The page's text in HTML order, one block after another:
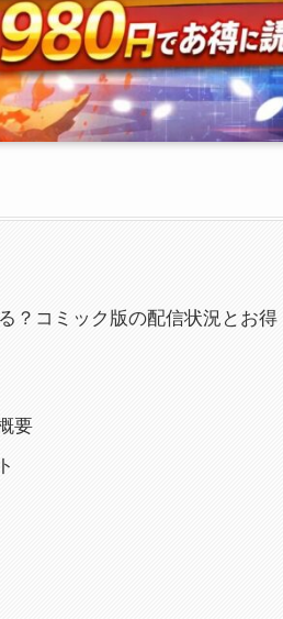
？コミック版の配信状況とお得
要